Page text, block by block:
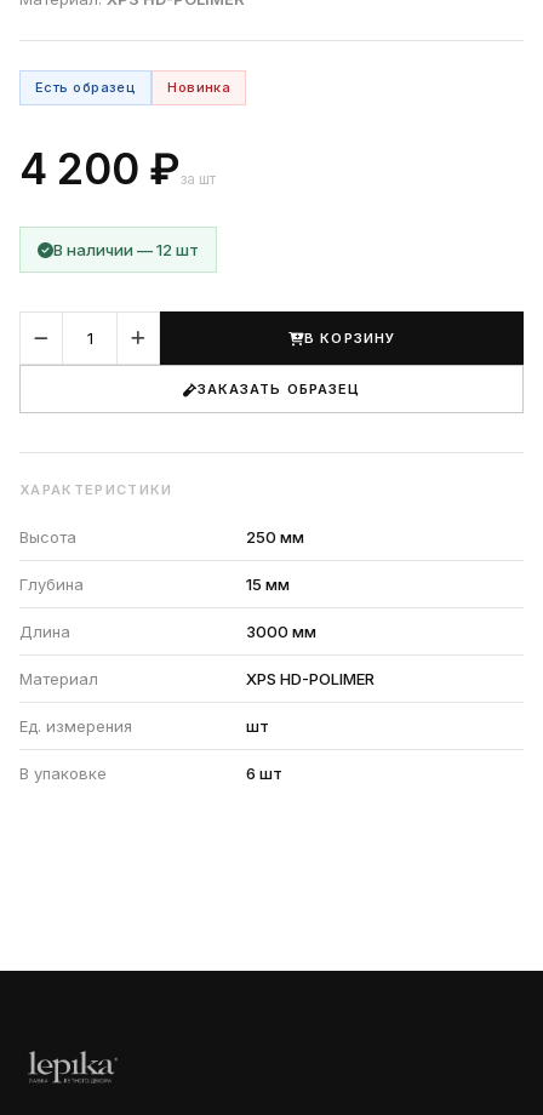
Есть образец Новинка
4 200 ₽за шт
В наличии — 12 шт
В КОРЗИНУ
ЗАКАЗАТЬ ОБРАЗЕЦ
ХАРАКТЕРИСТИКИ
Высота 250 мм
Глубина 15 мм
Длина 3000 мм
Материал XPS HD-POLIMER
Ед. измерения шт
В упаковке 6 шт